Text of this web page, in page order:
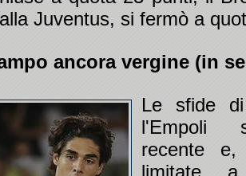
Juventus, si fermò a
ancora vergine (in
Le sfide
l'Empoli
recente
limitate